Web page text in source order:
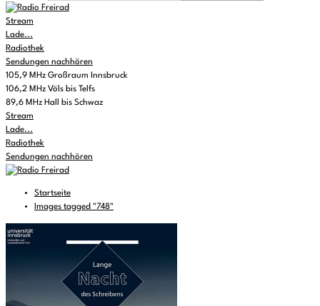
Stream
Lade...
Radiothek
Sendungen nachhören
105,9 MHz Großraum Innsbruck
106,2 MHz Völs bis Telfs
89,6 MHz Hall bis Schwaz
Stream
Lade...
Radiothek
Sendungen nachhören
Startseite
Images tagged "748"